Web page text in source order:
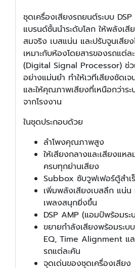
ชุดเครื่องเสียงรถยนต์ระบบ
แบรนด์ชั้นนำระดับโลก ให้พลังเ
สมจริง เบสแน่น และปรับจูนเสียง
เหมาะกับห้องโดยสารของรถแต่ล
(Digital Signal Processor) ช่
อย่างแม่นยำ ทำให้เวทีเสียงชัดเ
และให้คุณภาพเสียงที่เหนือกว่าระ
จากโรงงาน
ในชุดประกอบด้วย
ลำโพงคุณภาพสูง
ให้เสียงกลางและเสียงแห
ครบทุกย่านเสียง
Subbox ซับวูฟเฟอร์ตู้สำเ
เพิ่มพลังเสียงเบสลึก แน่
เพลงสนุกยิ่งขึ้น
DSP AMP (แอมป์พร้อมระ
ขยายกำลังเสียงพร้อมระ
EQ, Time Alignment แล
รถแต่ละคัน
จุดเด่นของชุดเครื่องเสียง